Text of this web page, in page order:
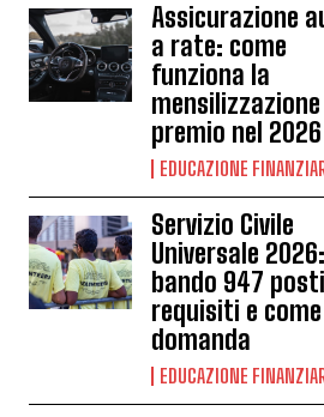
Assicurazione
a rate: come
funziona la
mensilizzazione
premio nel 2026
EDUCAZIONE
Servizio Civile
Universale 2026:
bando 947
requisiti e
domanda
EDUCAZIONE